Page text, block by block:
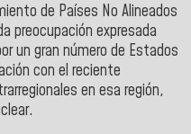
de Países No Alineados
preocupación expresada
un gran número de Estados
con el reciente
en esa región,